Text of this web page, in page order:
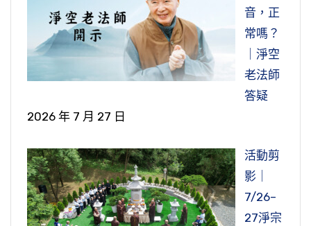
音，正
常嗎？
｜淨空
老法師
答疑
2026 年 7 月 27 日
活動剪
影｜
7/26–
27淨宗